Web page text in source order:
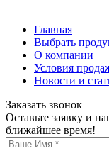
Главная
Выбрать
О компании
Условия
Новости и
Заказать звонок
Оставьте заявку и
ближайшее время!